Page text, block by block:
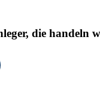
die handeln